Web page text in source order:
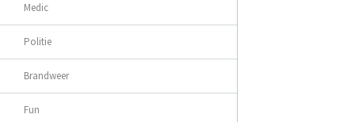
Medic
Politie
Brandweer
Fun